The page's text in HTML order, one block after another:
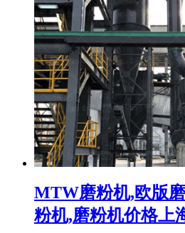
MTW磨粉机,欧版
粉机,磨粉机价格上